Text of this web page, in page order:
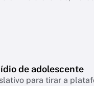
de adolescente
para tirar a